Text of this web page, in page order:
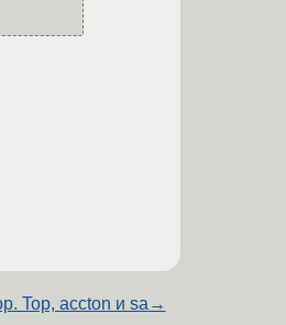
Top, accton и sa →